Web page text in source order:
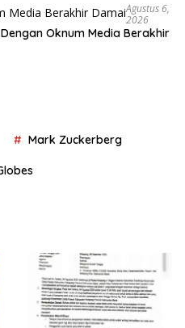
Agustus 6,
2026
Oknum Media Berakhir
Mark Zuckerberg